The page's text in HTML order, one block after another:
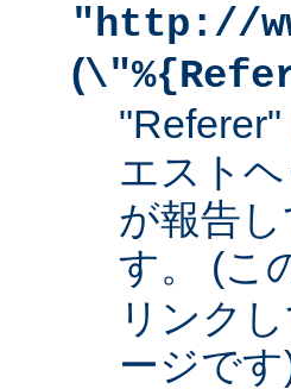
"http://
(
エスト
が報告
す。 (こ
リンク
ージです)